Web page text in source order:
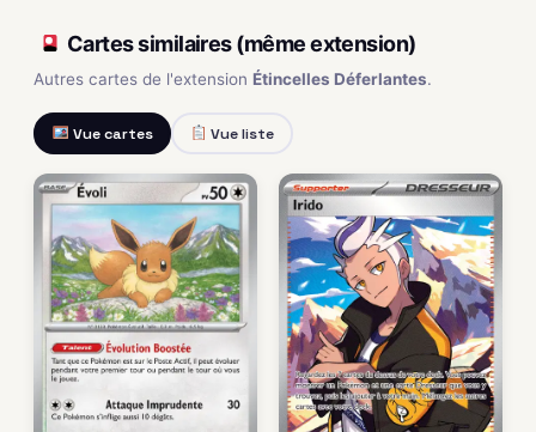
Cartes similaires (même extension)
Autres cartes de l'extension Étincelles Déferlantes.
Vue cartes Vue liste